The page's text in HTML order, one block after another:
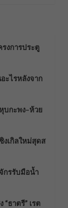
งการประตู
ะไรหลังจาก
บกะพง–ห้วย
งเกิลใหม่สุดส
กรรับมือน้ำ
ธาตรี” เรต